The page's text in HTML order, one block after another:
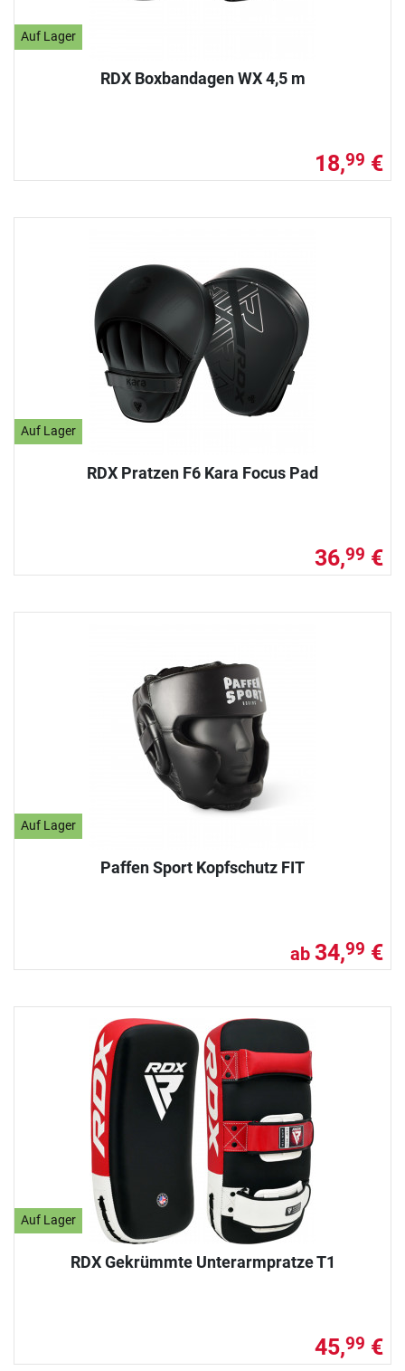
Auf Lager
RDX Boxbandagen WX 4,5 m
18,99 €
Auf Lager
RDX Pratzen F6 Kara Focus Pad
36,99 €
Auf Lager
Paffen Sport Kopfschutz FIT
ab 34,99 €
Auf Lager
RDX Gekrümmte Unterarmpratze T1
45,99 €